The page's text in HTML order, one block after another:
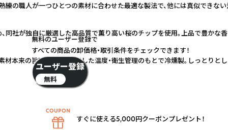
練の職人が一つひとつの素材に合わせた最適な製法で、他には真似できな
同社が独自に厳選した高品質で薫り高い桜のチップを使用。上品で豊かな
本来の旨味を凝縮。徹底した温度・衛生管理のもとで冷燻製。しっとりと
無料のユーザー登録で
すべての商品の卸価格・取引条件をチェックできます！
ユーザー登録
無料
すぐに使える5,000円クーポンプレゼント！